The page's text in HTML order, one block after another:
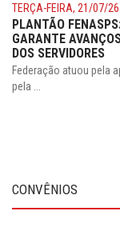
TERÇA-FEIRA, 21/07/26
PLANTÃO
GARANTE
DOS SERVIDORES
Federação atuou pela
pela ...
CONVÊNIOS